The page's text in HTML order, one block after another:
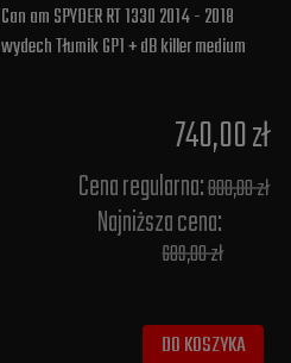
Can am SPYDER RT 1330 2014 - 2018
wydech Tłumik GP1 + dB killer medium
740,00 zł
Cena regularna:800,00 zł
Najniższa cena:
689,00 zł
DO KOSZYKA